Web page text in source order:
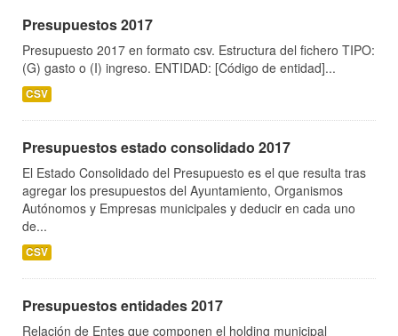
Presupuestos 2017
Presupuesto 2017 en formato csv. Estructura del fichero TIPO:
(G) gasto o (I) ingreso. ENTIDAD: [Código de entidad]...
CSV
Presupuestos estado consolidado 2017
El Estado Consolidado del Presupuesto es el que resulta tras
agregar los presupuestos del Ayuntamiento, Organismos
Autónomos y Empresas municipales y deducir en cada uno
de...
CSV
Presupuestos entidades 2017
Relación de Entes que componen el holding municipal